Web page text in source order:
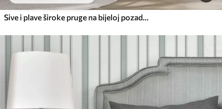
Sive i plave široke pruge na bijeloj pozadini